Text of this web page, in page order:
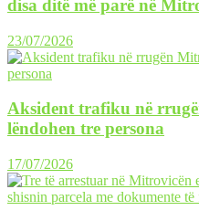
disa ditë më parë në
23/07/2026
Aksident trafiku në
lëndohen tre persona
17/07/2026